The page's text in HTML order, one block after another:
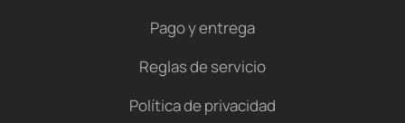
Pago y entrega
Reglas de servicio
Política de privacidad